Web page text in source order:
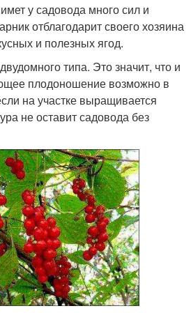
у садовода много сил и
отблагодарит своего хозяина
и полезных ягод.
типа. Это значит, что и
плодоношение возможно в
на участке выращивается
не оставит садовода без